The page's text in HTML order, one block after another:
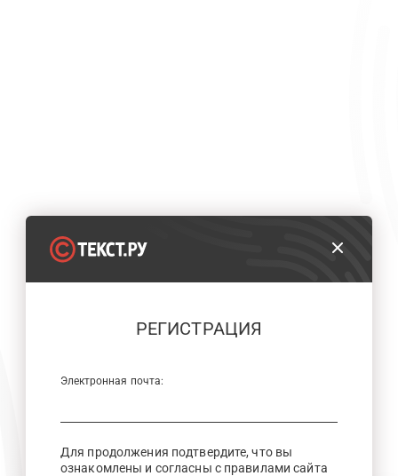
РЕГИСТРАЦИЯ
Электронная почта:
Для продолжения подтвердите, что вы
ознакомлены и согласны с правилами сайта